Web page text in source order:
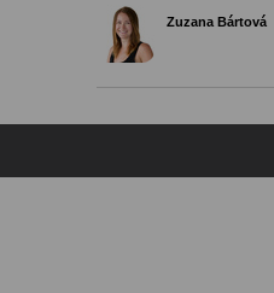
Zuzana Bártová